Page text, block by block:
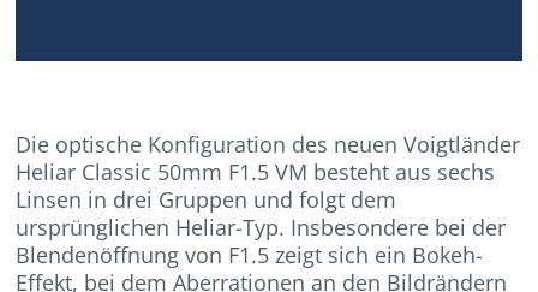
Die optische Konfiguration des neuen Voigtländer
Heliar Classic 50mm F1.5 VM besteht aus sechs
Linsen in drei Gruppen und folgt dem
ursprünglichen Heliar-Typ. Insbesondere bei der
Blendenöffnung von F1.5 zeigt sich ein Bokeh-
Effekt, bei dem Aberrationen an den Bildrändern